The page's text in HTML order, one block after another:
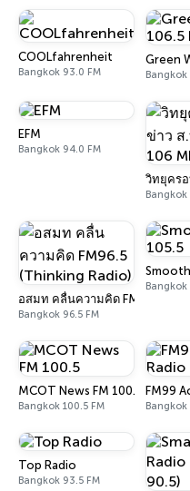
COOLfahrenheit
Bangkok 93.0 FM
Green
Bangkok
EFM
Bangkok 94.0 FM
วิทยุครอ
Bangkok
อสมท คลื่นความคิด FM96.5
Bangkok 96.5 FM
Bangkok
MCOT News FM 100.5
Bangkok 100.5 FM
FM99
Bangkok
Top Radio
Bangkok 93.5 FM